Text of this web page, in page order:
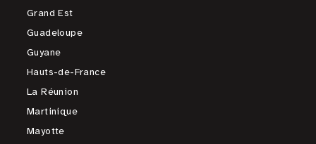
Grand Est
Guadeloupe
Guyane
Hauts-de-France
La Réunion
Martinique
Mayotte